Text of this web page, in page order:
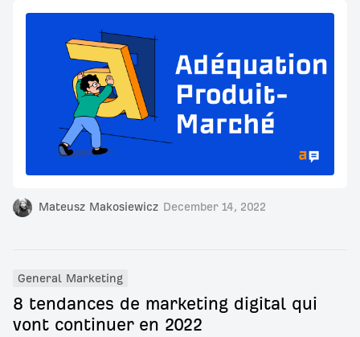
Mateusz Makosiewicz December 14, 2022
General Marketing
8 tendances de marketing digital qui
vont continuer en 2022